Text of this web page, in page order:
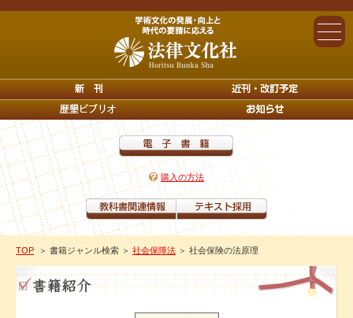
購入の方法
TOP ＞ 書籍ジャンル検索 ＞ 社会保障法 ＞ 社会保険の法原理